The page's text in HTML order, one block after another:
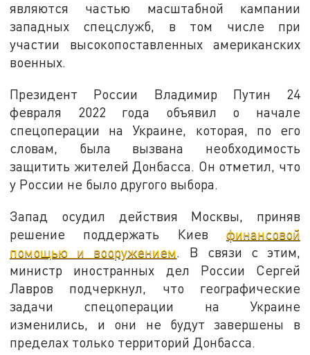
являются частью масштабной кампании
западных спецслужб, в том числе при
участии высокопоставленных американских
военных.
Президент России Владимир Путин 24
февраля 2022 года объявил о начале
спецоперации на Украине, которая, по его
словам, была вызвана необходимость
защитить жителей Донбасса. Он отметил, что
у России не было другого выбора.
Запад осудил действия Москвы, приняв
решение поддержать Киев финансовой
помощью и вооружением. В связи с этим,
министр иностранных дел России Сергей
Лавров подчеркнул, что географические
задачи спецоперации на Украине
изменились, и они не будут завершены в
пределах только территорий Донбасса.